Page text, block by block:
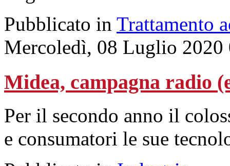
Pubblicato in Trattamento
Mercoledì, 08 Luglio 2020
Midea, campagna radio
Per il secondo anno il
e consumatori le sue